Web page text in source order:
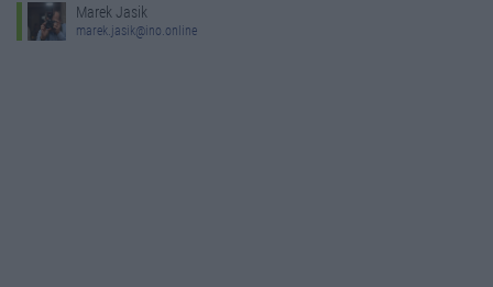
Marek Jasik
marek.jasik@ino.online